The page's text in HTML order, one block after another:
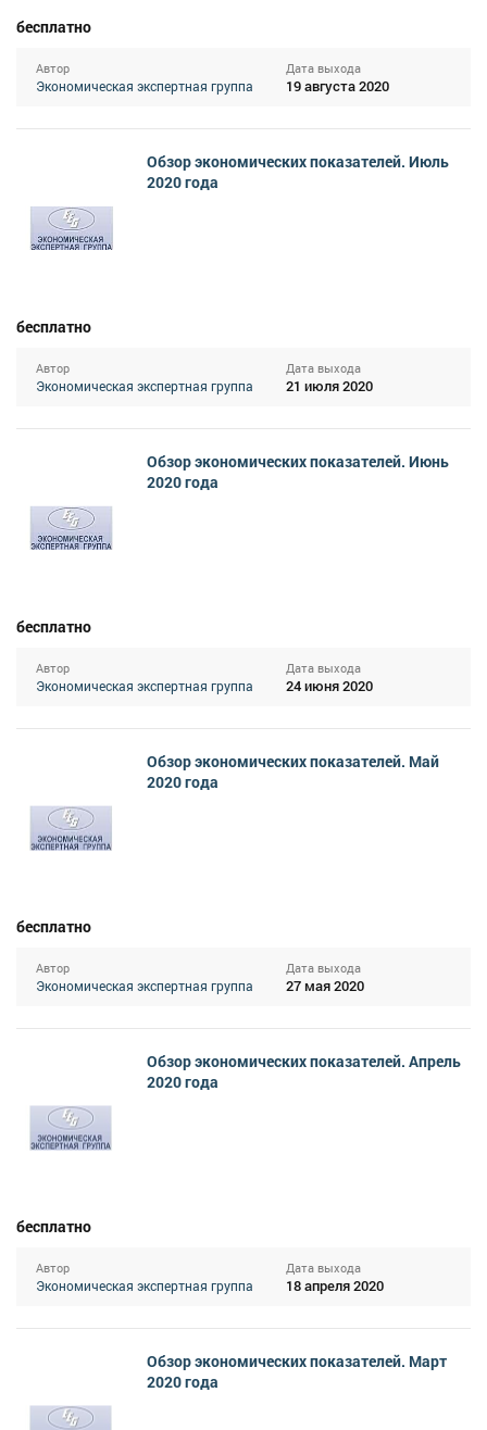
бесплатно
Автор
Экономическая экспертная группа
Дата выхода
19 августа 2020
Обзор экономических показателей. Июль
2020 года
бесплатно
Автор
Экономическая экспертная группа
Дата выхода
21 июля 2020
Обзор экономических показателей. Июнь
2020 года
бесплатно
Автор
Экономическая экспертная группа
Дата выхода
24 июня 2020
Обзор экономических показателей. Май
2020 года
бесплатно
Автор
Экономическая экспертная группа
Дата выхода
27 мая 2020
Обзор экономических показателей. Апрель
2020 года
бесплатно
Автор
Экономическая экспертная группа
Дата выхода
18 апреля 2020
Обзор экономических показателей. Март
2020 года